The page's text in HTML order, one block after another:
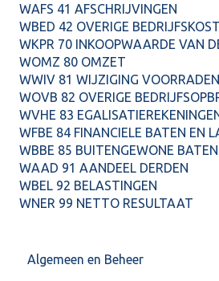
WAFS 41 AFSCHRIJVINGEN
WBED 42 OVERIGE
WKPR 70 INKOOPWAARDE VAN
WOMZ 80 OMZET
WWIV 81 WIJZIGING VOORRADEN
WOVB 82 OVERIGE
WVHE 83
WFBE 84 FINANCIELE BATEN EN
WBBE 85 BUITENGEWONE
WAAD 91 AANDEEL DERDEN
WBEL 92 BELASTINGEN
WNER 99 NETTO RESULTAAT
Algemeen en Beheer